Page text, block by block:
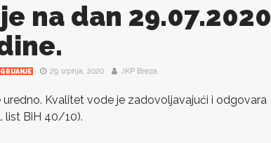
na dan 29.07.2020
29 srpnja, 2020 JKP Breza
Kvalitet vode je zadovoljavajući i odgovara
list BiH 40/10).